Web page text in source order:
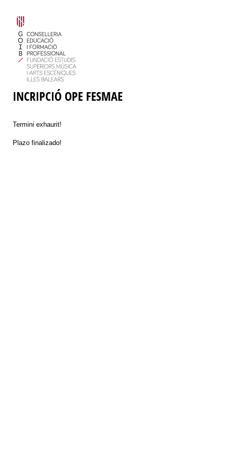
INCRIPCIÓ OPE FESMAE
Termini exhaurit!
Plazo finalizado!